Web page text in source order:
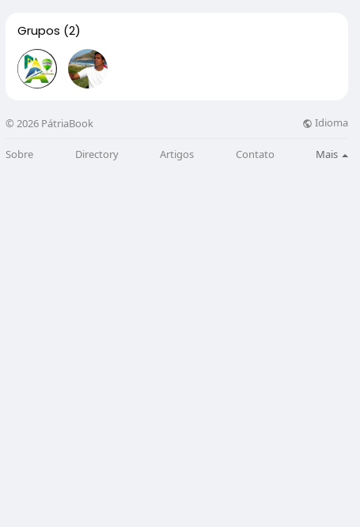
Grupos (2)
© 2026 PátriaBook Idioma
Sobre Directory Artigos Contato Mais